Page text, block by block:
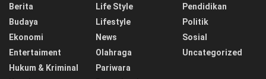
Berita
Budaya
Ekonomi
Entertaiment
Hukum & Kriminal
Life Style
Lifestyle
News
Olahraga
Pariwara
Pendidikan
Politik
Sosial
Uncategorized